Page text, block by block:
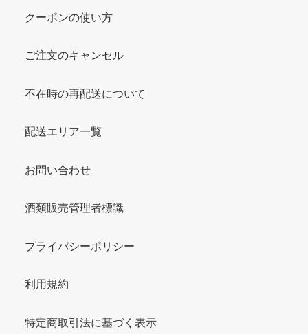
クーポンの使い方
ご注文のキャンセル
不在時の再配送について
配送エリア一覧
お問い合わせ
酒類販売管理者標識
プライバシーポリシー
利用規約
特定商取引法に基づく表示